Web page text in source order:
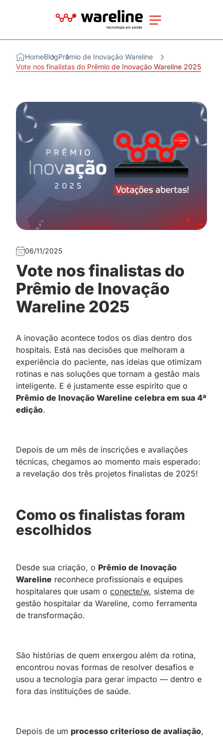
HomeBlogPrêmio de Inovação Wareline
Vote nos finalistas do Prêmio de Inovação Wareline 2025
06/11/2025
Vote nos finalistas do
Prêmio de Inovação
Wareline 2025
A inovação acontece todos os dias dentro dos
hospitais. Está nas decisões que melhoram a
experiência do paciente, nas ideias que otimizam
rotinas e nas soluções que tornam a gestão mais
inteligente. E é justamente esse espírito que o
Prêmio de Inovação Wareline celebra em sua 4ª
edição.
Depois de um mês de inscrições e avaliações
técnicas, chegamos ao momento mais esperado:
a revelação dos três projetos finalistas de 2025!
Como os finalistas foram
escolhidos
Desde sua criação, o Prêmio de Inovação
Wareline reconhece profissionais e equipes
hospitalares que usam o conecte/w, sistema de
gestão hospitalar da Wareline, como ferramenta
de transformação.
São histórias de quem enxergou além da rotina,
encontrou novas formas de resolver desafios e
usou a tecnologia para gerar impacto — dentro e
fora das instituições de saúde.
Depois de um processo criterioso de avaliação,